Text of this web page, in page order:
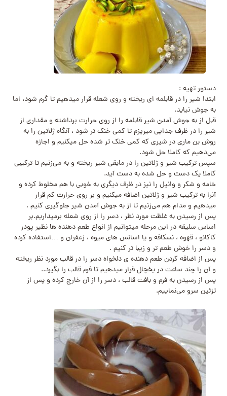
دستور تهیه :
ابتدا شیر را در قابلمه ای ریخته و روی شعله قرار میدهیم تا گرم شود، اما
به جوش نیاید.
قبل از به جوش آمدن شیر قابلمه را از روی حرارت برداشته و مقداری از
شیر را در ظرف جدایی میریزم تا کمی خنک تر شود ، آنگاه ژلاتین را به
روش بن ماری در شیری که کمی خنک تر شده حل میکنیم و اجازه
می‌دهیم که کاملا حل شود.
سپس ترکیب شیر و ژلاتین را در مابقی شیر ریخته و به می‌زنیم تا ترکیبی
کاملا یک دست و حل شده به دست آید.
خامه و شکر و وانیل را نیز در ظرف دیگری به خوبی با هم مخلوط کرده و
آنرا به ترکیب شیر و ژلاتین اضافه میکنیم و بر روی حرارت کم قرار
میدهیم و مدام هم می‌زنیم تا از به جوش آمدن شیر جلوگیری کنیم .
پس از رسیدن به غلظت مورد نظر ، دسر را از روی شعله برمیداریم.بر
اساس سلیقه در این مرحله میتوانیم از انواع طعم دهنده ها نظیر پودر
کاکائو ، قهوه ، نسکافه و یا اسانس های میوه ، زعفران و …استفاده کرده
و دسر را خوش طعم تر و زیبا تر کنیم .
پس از اضافه کردن طعم دهنده ی دلخواه دسر را در قالب مورد نظر ریخته
و آن را چند ساعت در یخچال قرار میدهیم تا فرم قالب را بگیرد..
پس از رسیدن به فرم و بافت قالب ، دسر را از آن خارج کرده و پس از
تزئین سرو می‌نماییم.